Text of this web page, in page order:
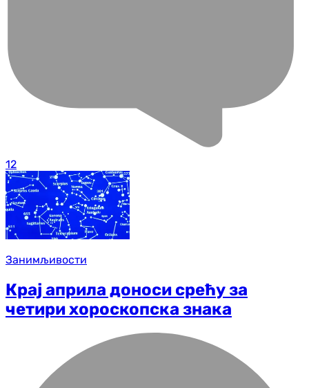
12
Занимљивости
Крај априла доноси срећу за
четири хороскопска знака